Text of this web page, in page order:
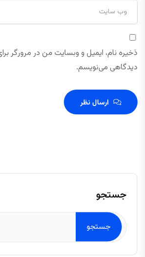
ذخیره نام، ایمیل و وبسایت من در مرورگر
دیدگاهی می‌نویسم.
ارسال نظر
جستجو
جستجو